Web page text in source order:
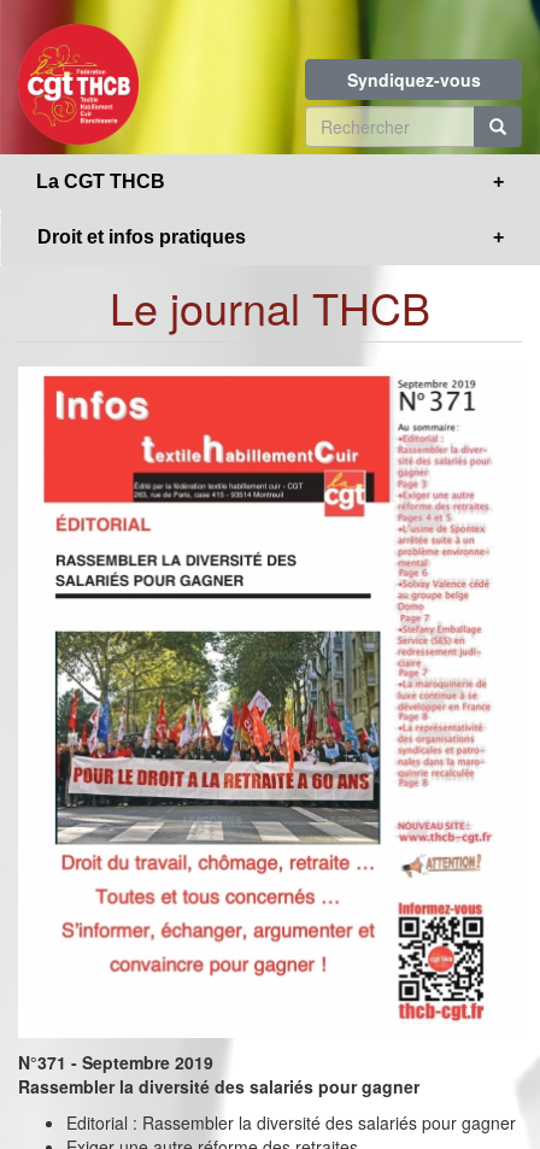
contenu
principal
Syndiquez-vous
Formulaire
de
La CGT THCB
Droit et infos pratiques
Le journal THCB
N°371 - Septembre 2019
Rassembler la diversité des salariés pour gagner
Editorial : Rassembler la diversité des salariés pour gagner